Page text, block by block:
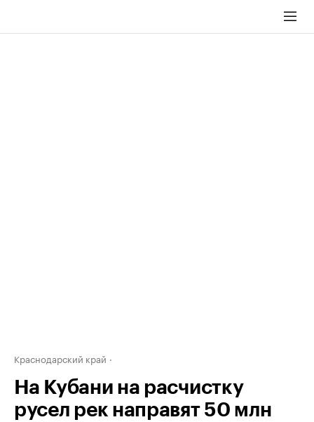
Краснодарский край
На Кубани на расчистку
русел рек направят 50 млн